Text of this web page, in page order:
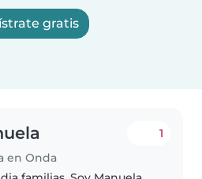
gratis
en Onda
1